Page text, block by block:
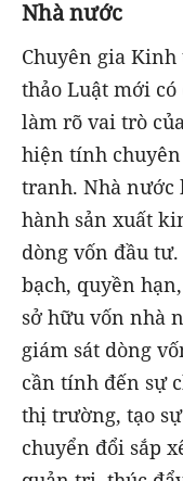
Nhà nước
Chuyên gia
thảo Luật mới
làm rõ vai trò
hiện tính
tranh. Nhà nước
hành sản xuất
dòng vốn đầu
bạch, quyền
sở hữu vốn nhà
giám sát dòng
cần tính đến sự
thị trường, tạo
chuyển đổi sắp